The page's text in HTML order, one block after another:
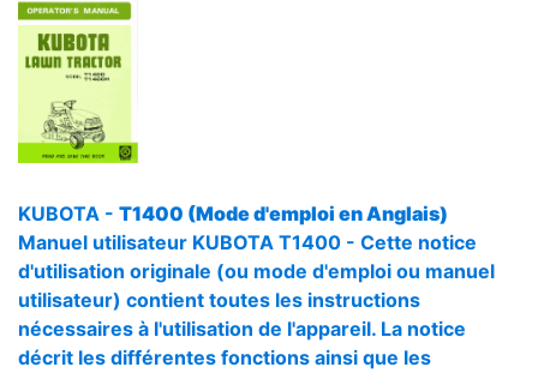
KUBOTA - T1400 (Mode d'emploi en Anglais)
Manuel utilisateur KUBOTA T1400 - Cette notice
d'utilisation originale (ou mode d'emploi ou manuel
utilisateur) contient toutes les instructions
nécessaires à l'utilisation de l'appareil. La notice
décrit les différentes fonctions ainsi que les